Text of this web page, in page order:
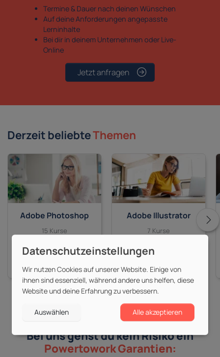
Termine & Dauer nach deinen Wünschen
Auf deine Anforderungen angepasste
Lerninhalte
Bei dir in deinem Unternehmen oder Live-
Online
Jetzt anfragen
Derzeit beliebteThemen
Adobe Photoshop
15 Kurse
ab 525,00 €
Adobe Illustrator
7 Kurse
ab 525,00 €
Bei uns gehst du kein Risiko ein
Powertowork Garantien:
Wir nutzen Cookies auf unserer Website. Einige von
ihnen sind essenziell, während andere uns helfen, diese
Website und deine Erfahrung zu verbessern.
Auswählen Alle akzeptieren